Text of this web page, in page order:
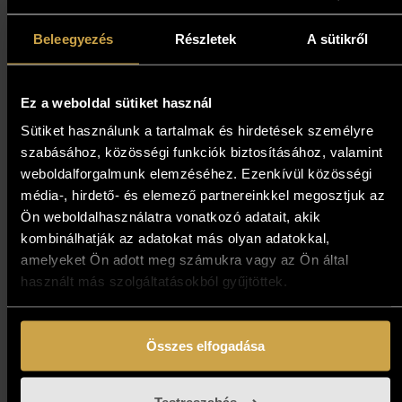
Beleegyezés Részletek A sütikről
Ez a weboldal sütiket használ
Sütiket használunk a tartalmak és hirdetések személyre
szabásához, közösségi funkciók biztosításához, valamint
weboldalforgalmunk elemzéséhez. Ezenkívül közösségi
média-, hirdető- és elemező partnereinkkel megosztjuk az
Ön weboldalhasználatra vonatkozó adatait, akik
kombinálhatják az adatokat más olyan adatokkal,
amelyeket Ön adott meg számukra vagy az Ön által
használt más szolgáltatásokból gyűjtöttek.
Összes elfogadása
Nagy Tibor - Nyugodt reggel
(40x35 cm)
Kosárba teszem
Papp Gábor - Téli emlék